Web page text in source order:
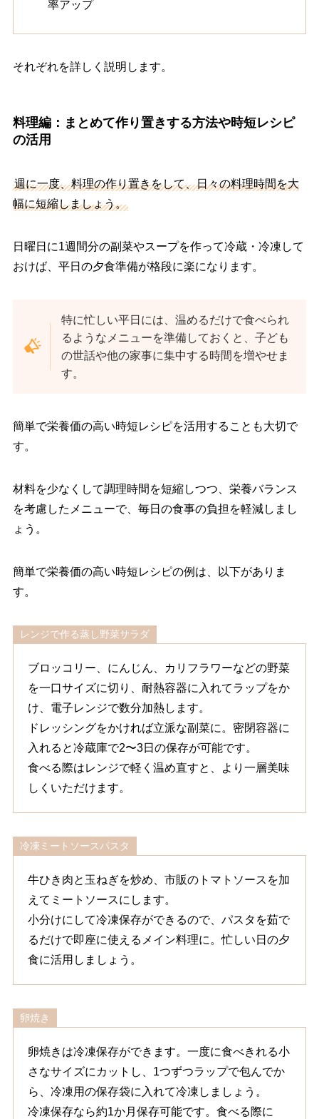
率アップ
それぞれを詳しく説明します。
料理編：まとめて作り置きする方法や時短レシピ
の活用
週に一度、料理の作り置きをして、日々の料理時間を大
幅に短縮しましょう。
日曜日に1週間分の副菜やスープを作って冷蔵・冷凍して
おけば、平日の夕食準備が格段に楽になります。
特に忙しい平日には、温めるだけで食べられ
るようなメニューを準備しておくと、子ども
の世話や他の家事に集中する時間を増やせま
す。
簡単で栄養価の高い時短レシピを活用することも大切で
す。
材料を少なくして調理時間を短縮しつつ、栄養バランス
を考慮したメニューで、毎日の食事の負担を軽減しまし
ょう。
簡単で栄養価の高い時短レシピの例は、以下がありま
す。
レンジで作る蒸し野菜サラダ
ブロッコリー、にんじん、カリフラワーなどの野菜
を一口サイズに切り、耐熱容器に入れてラップをか
け、電子レンジで数分加熱します。
ドレッシングをかければ立派な副菜に。密閉容器に
入れると冷蔵庫で2〜3日の保存が可能です。
食べる際はレンジで軽く温め直すと、より一層美味
しくいただけます。
冷凍ミートソースパスタ
牛ひき肉と玉ねぎを炒め、市販のトマトソースを加
えてミートソースにします。
小分けにして冷凍保存ができるので、パスタを茹で
るだけで即座に使えるメイン料理に。忙しい日の夕
食に活用しましょう。
卵焼き
卵焼きは冷凍保存ができます。一度に食べきれる小
さなサイズにカットし、1つずつラップで包んでか
ら、冷凍用の保存袋に入れて冷凍しましょう。
冷凍保存なら約1か月保存可能です。食べる際に